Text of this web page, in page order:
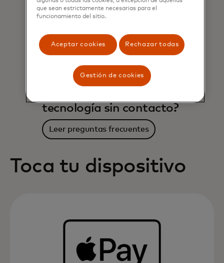
tecnología sin contacto?
Leer preguntas frecuentes
Toca tu dispositivo
que sean estrictamente necesarias para el
funcionamiento del sitio.
Aceptar cookies Rechazar todas
Gestión de cookies